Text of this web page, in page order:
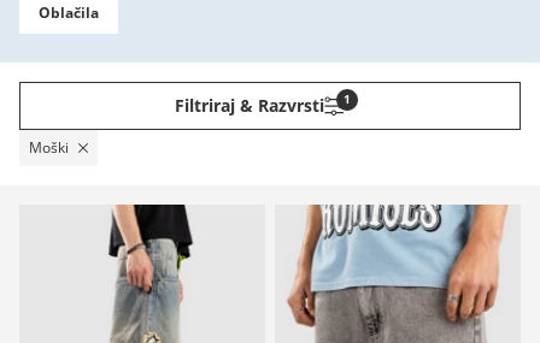
Oblačila
Filtriraj & Razvrsti 1
Moški